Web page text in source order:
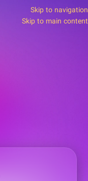
Skip to navigation
Skip to main content